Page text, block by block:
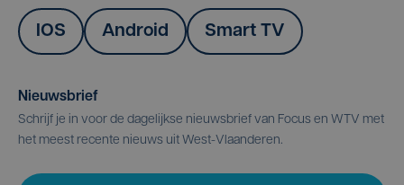
IOS Android Smart TV
Nieuwsbrief
Schrijf je in voor de dagelijkse nieuwsbrief van Focus en WTV met
het meest recente nieuws uit West-Vlaanderen.